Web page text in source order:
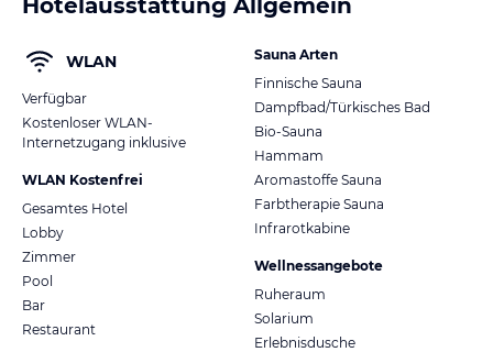
WLAN
Verfügbar
Kostenloser WLAN-
Internetzugang inklusive
WLAN Kostenfrei
Gesamtes Hotel
Lobby
Zimmer
Pool
Bar
Restaurant
Sauna Arten
Finnische Sauna
Dampfbad/Türkisches Bad
Bio-Sauna
Hammam
Aromastoffe Sauna
Farbtherapie Sauna
Infrarotkabine
Wellnessangebote
Ruheraum
Solarium
Erlebnisdusche